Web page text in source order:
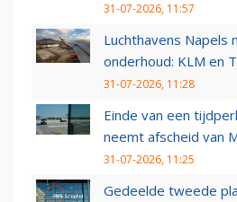
31-07-2026, 11:57
Luchthavens Napels
onderhoud: KLM en
31-07-2026, 11:28
Einde van een
neemt afscheid van
31-07-2026, 11:25
Gedeelde tweede